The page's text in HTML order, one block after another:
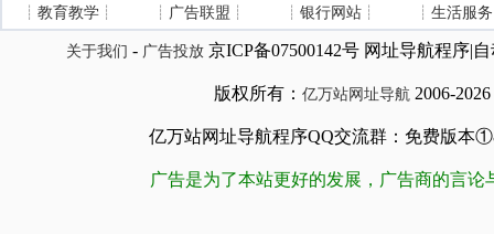
┊ 教育教学 ┊ ┊ 广告联盟 ┊ ┊ 银行网站 ┊ ┊ 生活服务
关于我们 - 广告投放京ICP备07500142号 网址导航程序|
版权所有： 亿万站网址导航 2006-2026
亿万站网址导航程序QQ交流群：免费版本
广告是为了本站更好的发展，广告商的言